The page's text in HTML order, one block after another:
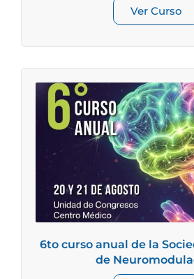
Ver Curso
6to curso anual de la
de